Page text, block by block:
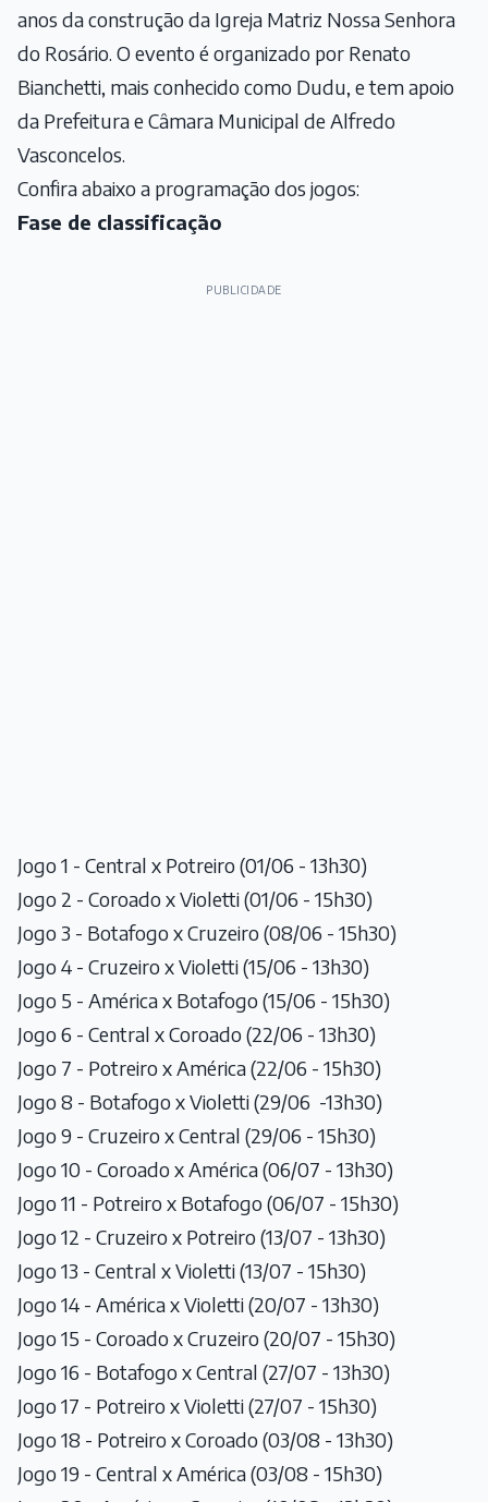
anos da construção da Igreja Matriz Nossa Senhora
do Rosário. O evento é organizado por Renato
Bianchetti, mais conhecido como Dudu, e tem apoio
da Prefeitura e Câmara Municipal de Alfredo
Vasconcelos.
Confira abaixo a programação dos jogos:
Fase de classificação
PUBLICIDADE
Jogo 1 - Central x Potreiro (01/06 - 13h30)
Jogo 2 - Coroado x Violetti (01/06 - 15h30)
Jogo 3 - Botafogo x Cruzeiro (08/06 - 15h30)
Jogo 4 - Cruzeiro x Violetti (15/06 - 13h30)
Jogo 5 - América x Botafogo (15/06 - 15h30)
Jogo 6 - Central x Coroado (22/06 - 13h30)
Jogo 7 - Potreiro x América (22/06 - 15h30)
Jogo 8 - Botafogo x Violetti (29/06 -13h30)
Jogo 9 - Cruzeiro x Central (29/06 - 15h30)
Jogo 10 - Coroado x América (06/07 - 13h30)
Jogo 11 - Potreiro x Botafogo (06/07 - 15h30)
Jogo 12 - Cruzeiro x Potreiro (13/07 - 13h30)
Jogo 13 - Central x Violetti (13/07 - 15h30)
Jogo 14 - América x Violetti (20/07 - 13h30)
Jogo 15 - Coroado x Cruzeiro (20/07 - 15h30)
Jogo 16 - Botafogo x Central (27/07 - 13h30)
Jogo 17 - Potreiro x Violetti (27/07 - 15h30)
Jogo 18 - Potreiro x Coroado (03/08 - 13h30)
Jogo 19 - Central x América (03/08 - 15h30)